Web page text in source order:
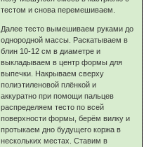
тестом и снова перемешиваем.
Далее тесто вымешиваем руками до
однородной массы. Раскатываем в
блин 10-12 см в диаметре и
выкладываем в центр формы для
выпечки. Накрываем сверху
полиэтиленовой плёнкой и
аккуратно при помощи пальцев
распределяем тесто по всей
поверхности формы, берём вилку и
протыкаем дно будущего коржа в
нескольких местах. Ставим в